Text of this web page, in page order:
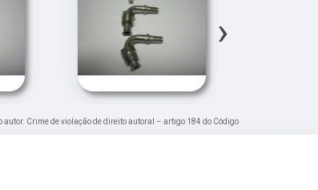
›
Crime de violação de direito autoral – artigo 184 do Código